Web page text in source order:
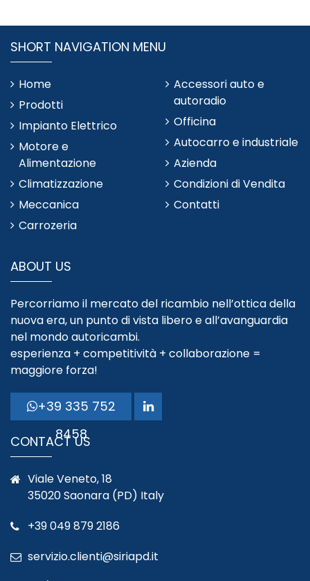
SHORT NAVIGATION MENU
Home
Prodotti
Impianto Elettrico
Motore e
Alimentazione
Climatizzazione
Meccanica
Carrozeria
Accessori auto e
autoradio
Officina
Autocarro e industriale
Azienda
Condizioni di Vendita
Contatti
ABOUT US
Percorriamo il mercato del ricambio nell’ottica della
nuova era, un punto di vista libero e all’avanguardia
nel mondo autoricambi.
esperienza + competitività + collaborazione =
maggiore forza!
+39 335 752
8458
CONTACT US
Viale Veneto, 18
35020 Saonara (PD) Italy
+39 049 879 2186
servizio.clienti@siriapd.it